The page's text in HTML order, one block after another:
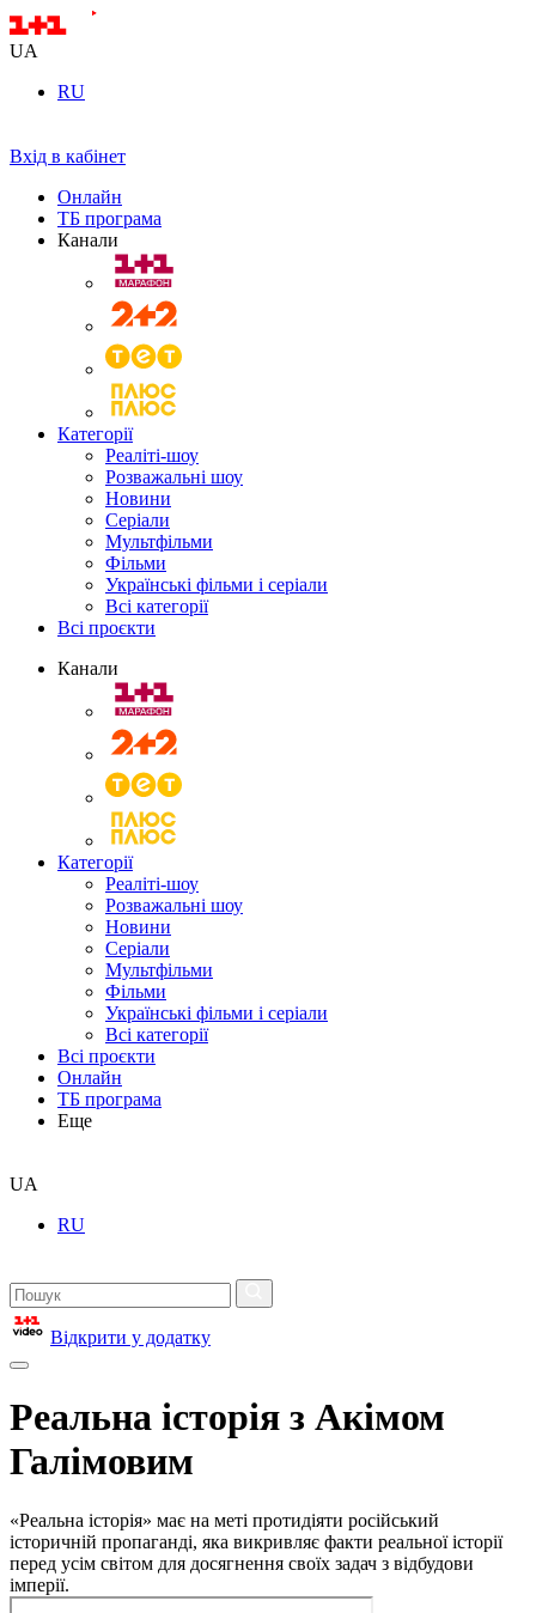
UA
RU
Вхід в кабінет
Онлайн
ТБ програма
Канали
Категорії
Реаліті-шоу
Розважальні шоу
Новини
Серіали
Мультфільми
Фільми
Українські фільми і серіали
Всі категорії
Всі проєкти
Канали
Категорії
Реаліті-шоу
Розважальні шоу
Новини
Серіали
Мультфільми
Фільми
Українські фільми і серіали
Всі категорії
Всі проєкти
Онлайн
ТБ програма
Еще
UA
RU
Відкрити у додатку
Реальна історія з Акімом
Галімовим
«Реальна історія» має на меті протидіяти російський
історичній пропаганді, яка викривляє факти реальної історії
перед усім світом для досягнення своїх задач з відбудови
імперії.